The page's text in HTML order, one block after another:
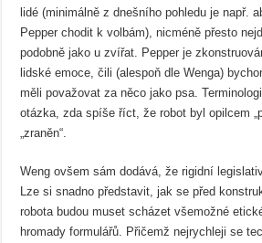
lidé (minimálně z dnešního pohledu je např.
Pepper chodit k volbám), nicméně přesto
podobně jako u zvířat. Pepper je
lidské emoce, čili (alespoň dle Wenga)
měli považovat za něco jako psa.
otázka, zda spíše říct, že robot byl opilcem
„zraněn“.
Weng ovšem sám dodává, že rigidní
Lze si snadno představit, jak se před
robota budou muset scházet všemožné
hromady formulářů. Přičemž nejrychleji se